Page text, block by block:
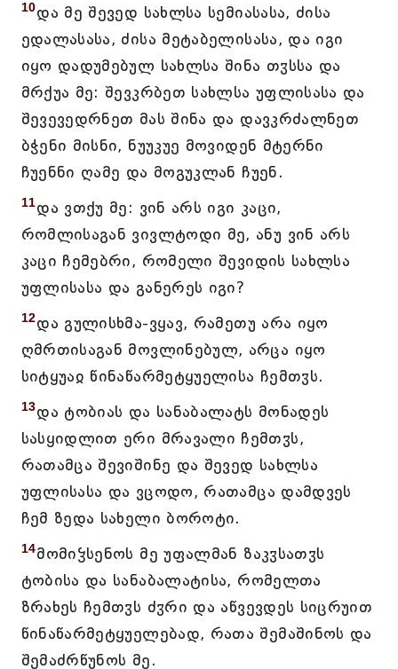
10და მე შევედ სახლსა სემიასასა, ძისა
ედალასასა, ძისა მეტაბელისასა, და იგი
იყო დადუმებულ სახლსა შინა თჳსსა და
მრქუა მე: შევკრბეთ სახლსა უფლისასა და
შევევედრნეთ მას შინა და დავკრძალნეთ
ბჭენი მისნი, ნუუკუე მოვიდენ მტერნი
ჩუენნი ღამე და მოგუკლან ჩუენ.
11და ვთქუ მე: ვინ არს იგი კაცი,
რომლისაგან ვივლტოდი მე, ანუ ვინ არს
კაცი ჩემებრი, რომელი შევიდის სახლსა
უფლისასა და განერეს იგი?
12და გულისხმა-ვყავ, რამეთუ არა იყო
ღმრთისაგან მოვლინებულ, არცა იყო
სიტყუაჲ წინაწარმეტყუელისა ჩემთჳს.
13და ტობიას და სანაბალატს მონადეს
სასყიდლით ერი მრავალი ჩემთჳს,
რათამცა შევიშინე და შევედ სახლსა
უფლისასა და ვცოდო, რათამცა დამდვეს
ჩემ ზედა სახელი ბოროტი.
14მომიჴსენოს მე უფალმან ზაკჳსათჳს
ტობისა და სანაბალატისა, რომელთა
ზრახეს ჩემთჳს ძჳრი და აწვევდეს სიცრუით
წინაწარმეტყუელებად, რათა შემაშინოს და
შემაძრწუნოს მე.